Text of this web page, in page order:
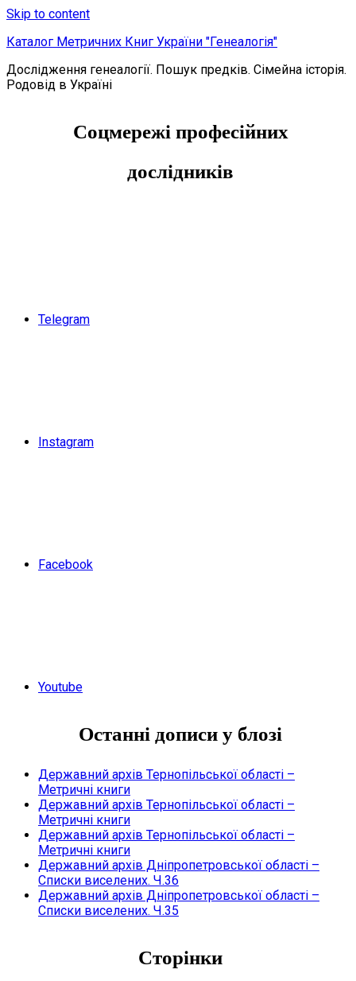
Skip to content
Каталог Метричних Книг України "Генеалогія"
Дослідження генеалогії. Пошук предків. Сімейна історія.
Родовід в Україні
Соцмережі професійних
дослідників
Telegram
Instagram
Facebook
Youtube
Останні дописи у блозі
Державний архів Тернопільської області –
Метричні книги
Державний архів Тернопільської області –
Метричні книги
Державний архів Тернопільської області –
Метричні книги
Державний архів Дніпропетровської області –
Списки виселених. Ч.36
Державний архів Дніпропетровської області –
Списки виселених. Ч.35
Сторінки